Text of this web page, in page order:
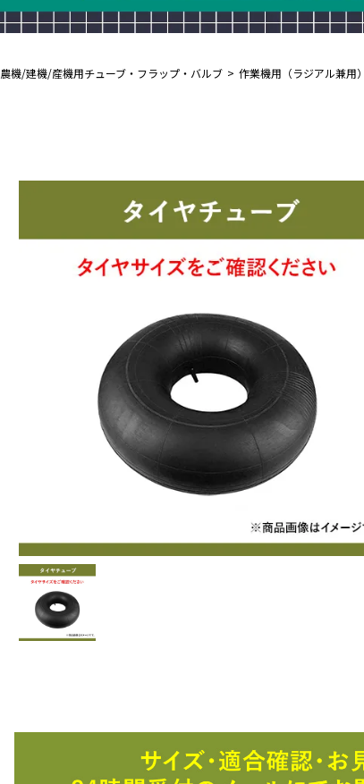
農機/建機/産機用チューブ・フラップ・バルブ 作業機用（ラジアル兼用）